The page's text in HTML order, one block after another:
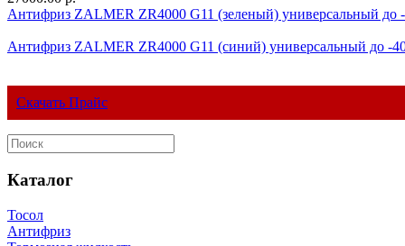
Антифриз ZALMER ZR4000 G11 (зеленый) универсальный до
Антифриз ZALMER ZR4000 G11 (синий) универсальный до -
Скачать Прайс
Каталог
Тосол
Антифриз